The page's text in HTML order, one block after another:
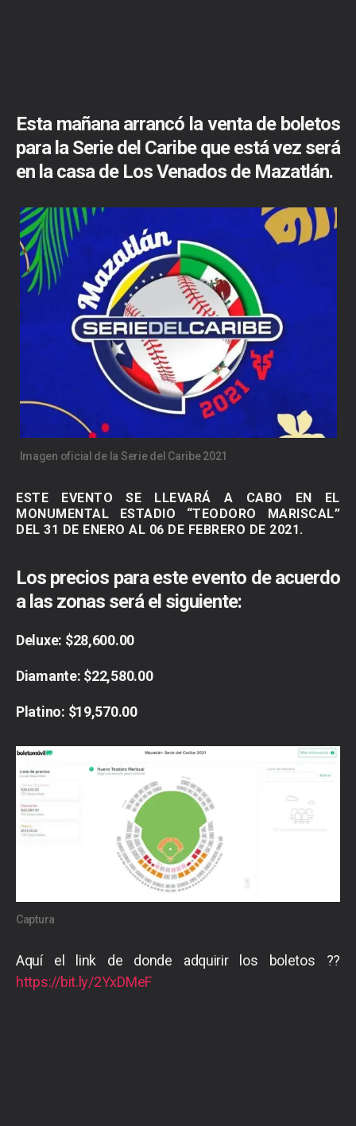
Esta mañana arrancó la venta de boletos
para la Serie del Caribe que está vez será
en la casa de Los Venados de Mazatlán.
Imagen oficial de la Serie del Caribe 2021
ESTE EVENTO SE LLEVARÁ A CABO EN EL
MONUMENTAL ESTADIO “TEODORO MARISCAL”
DEL 31 DE ENERO AL 06 DE FEBRERO DE 2021.
Los precios para este evento de acuerdo
a las zonas será el siguiente:
Deluxe: $28,600.00
Diamante: $22,580.00
Platino: $19,570.00
Captura
Aquí el link de donde adquirir los boletos ??
https://bit.ly/2YxDMeF